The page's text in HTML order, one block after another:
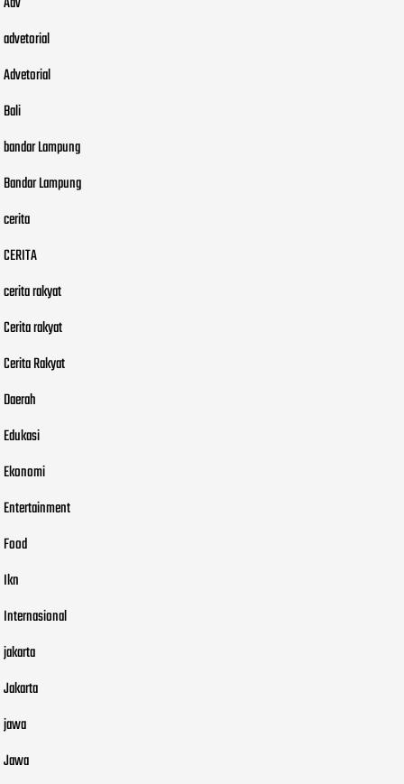
advetorial
Advetorial
Bali
bandar Lampung
Bandar Lampung
cerita
CERITA
cerita rakyat
Cerita rakyat
Cerita Rakyat
Daerah
Edukasi
Ekonomi
Entertainment
Food
Ikn
Internasional
jakarta
Jakarta
jawa
Jawa